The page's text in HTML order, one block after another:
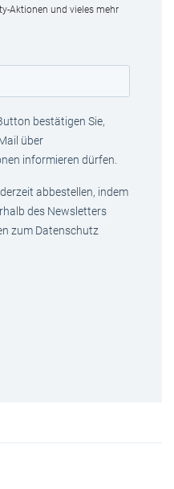
Aktionen und vieles mehr
bestätigen Sie,
über
informieren dürfen.
abbestellen, indem
des Newsletters
zum Datenschutz